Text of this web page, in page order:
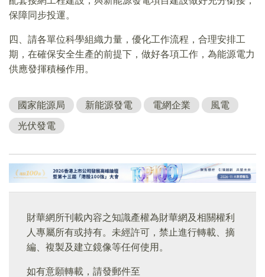
保障同步投運。
四、請各單位科學組織力量，優化工作流程，合理安排工
期，在確保安全生產的前提下，做好各項工作，為能源電力
供應發揮積極作用。
國家能源局 新能源發電 電網企業 風電
光伏發電
財華網所刊載內容之知識產權為財華網及相關權利
人專屬所有或持有。未經許可，禁止進行轉載、摘
編、複製及建立鏡像等任何使用。
如有意願轉載，請發郵件至